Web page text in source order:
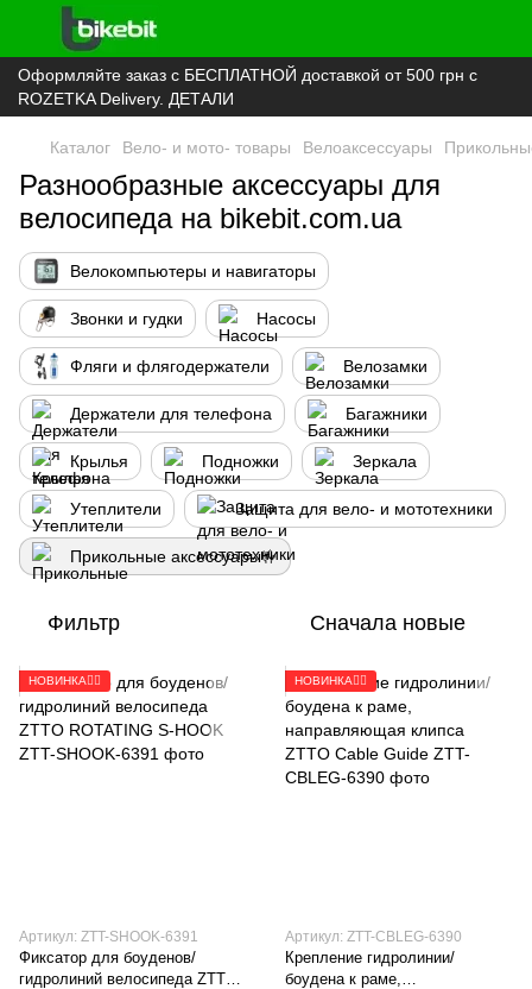
Оформляйте заказ с БЕСПЛАТНОЙ доставкой от 500 грн с
ROZETKA Delivery. ДЕТАЛИ
Каталог Вело- и мото- товары Велоаксессуары
Разнообразные аксессуары для
велосипеда на bikebit.com.ua
Велокомпьютеры и навигаторы
Звонки и гудки Насосы
Фляги и флягодержатели Велозамки
Держатели для телефона Багажники
Крылья Подножки Зеркала
Утеплители Защита для вело- и мототехники
Прикольные аксессуары🤟
Фильтр Сначала новые
НОВИНКА🚴‍♂️
Артикул: ZTT-SHOOK-6391
Фиксатор для боуденов/
гидролиний велосипеда ZTTO
НОВИНКА🚴‍♂️
Артикул: ZTT-CBLEG-6390
Крепление гидролинии/
боудена к раме,